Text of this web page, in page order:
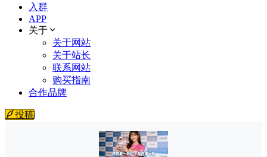
入群
APP
关于
关于网站
关于站长
联系网站
购买指南
合作品牌
投稿